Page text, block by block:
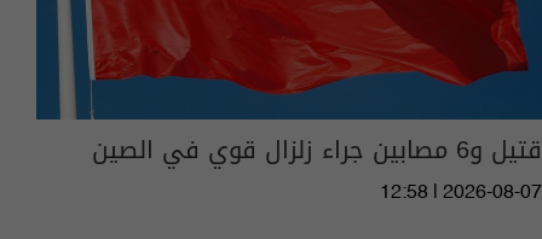
قتيل و6 مصابين جراء زلزال قوي في الصين
12:58 | 2026-08-07